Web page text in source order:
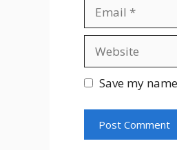
Save my